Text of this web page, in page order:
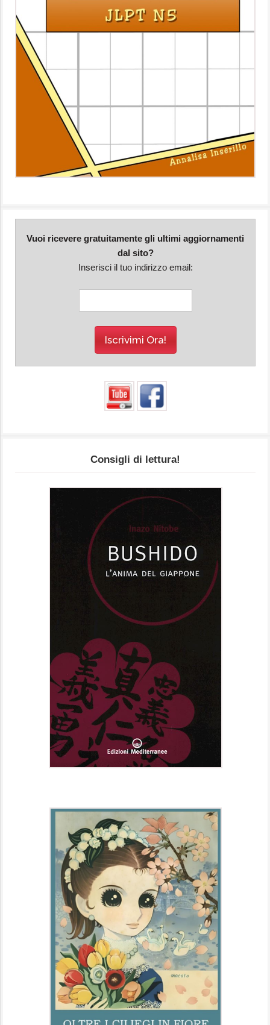
Vuoi ricevere gratuitamente gli ultimi aggiornamenti
dal sito?
Inserisci il tuo indirizzo email:
Consigli di lettura!